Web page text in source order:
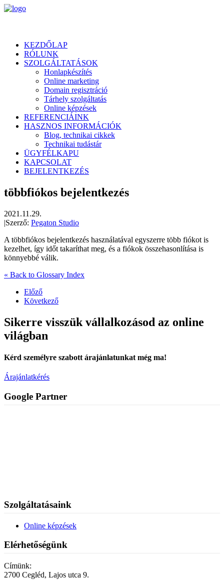
KEZDŐLAP
RÓLUNK
SZOLGÁLTATÁSOK
Honlapkészítés
Online marketing
Domain regisztráció
Tárhely szolgáltatás
Online képzések
REFERENCIÁINK
HASZNOS INFORMÁCIÓK
Blog, technikai cikkek
Technikai tudástár
ÜGYFÉLKAPU
KAPCSOLAT
BEJELENTKEZÉS
többfiókos bejelentkezés
2021.11.29.
|Szerző: Pegaton Studio
A többfiókos bejelentkezés használatával egyszerre több fiókot is
kezelhet, így időt takaríthat meg, és a fiókok összehasonlítása is
könnyebbé válik.
« Back to Glossary Index
Előző
Következő
Sikerre visszük vállalkozásod az online
világban
Kérd személyre szabott árajánlatunkat még ma!
Árajánlatkérés
Google Partner
Szolgáltatásaink
Online képzések
Elérhetőségünk
Címünk:
2700 Cegléd, Lajos utca 9.